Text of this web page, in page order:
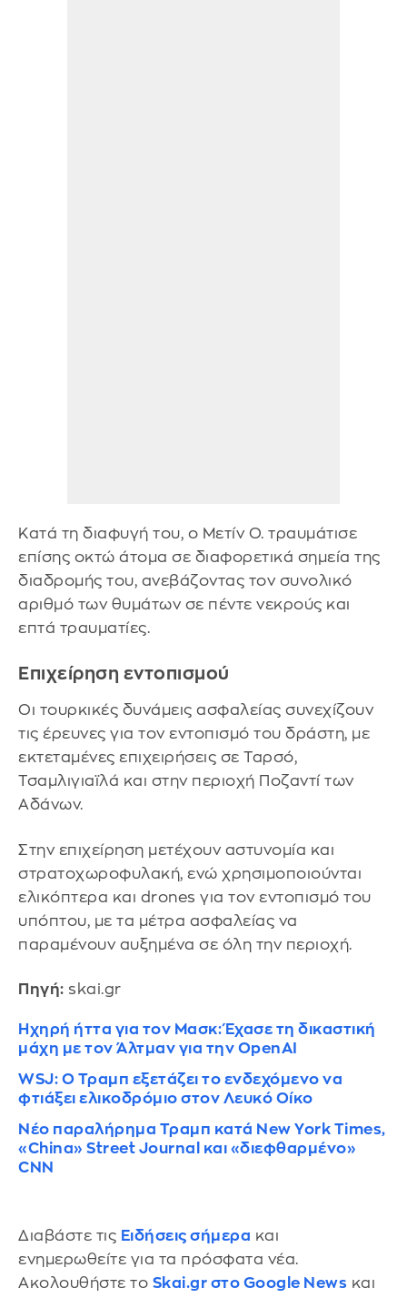
Κατά τη διαφυγή του, ο Μετίν Ο. τραυμάτισε
επίσης οκτώ άτομα σε διαφορετικά σημεία της
διαδρομής του, ανεβάζοντας τον συνολικό
αριθμό των θυμάτων σε πέντε νεκρούς και
επτά τραυματίες.
Επιχείρηση εντοπισμού
Οι τουρκικές δυνάμεις ασφαλείας συνεχίζουν
τις έρευνες για τον εντοπισμό του δράστη, με
εκτεταμένες επιχειρήσεις σε Ταρσό,
Τσαμλιγιαϊλά και στην περιοχή Ποζαντί των
Αδάνων.
Στην επιχείρηση μετέχουν αστυνομία και
στρατοχωροφυλακή, ενώ χρησιμοποιούνται
ελικόπτερα και drones για τον εντοπισμό του
υπόπτου, με τα μέτρα ασφαλείας να
παραμένουν αυξημένα σε όλη την περιοχή.
Πηγή: skai.gr
Ηχηρή ήττα για τον Μασκ: Έχασε τη δικαστική
μάχη με τον Άλτμαν για την OpenAI
WSJ: Ο Τραμπ εξετάζει το ενδεχόμενο να
φτιάξει ελικοδρόμιο στον Λευκό Οίκο
Νέο παραλήρημα Τραμπ κατά New York Times,
«China» Street Journal και «διεφθαρμένο»
CNN
Διαβάστε τις Ειδήσεις σήμερα και
ενημερωθείτε για τα πρόσφατα νέα.
Ακολουθήστε το Skai.gr στο Google News και